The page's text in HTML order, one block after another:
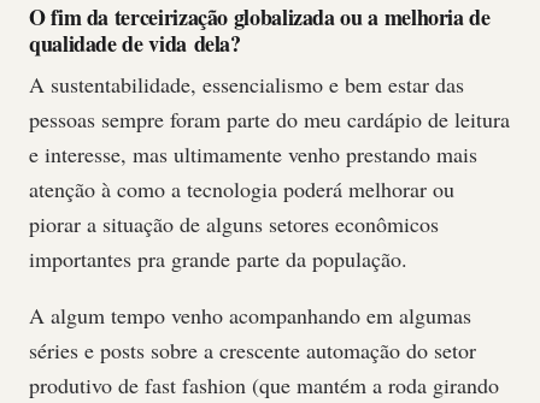
O fim da terceirização globalizada ou a melhoria de
qualidade de vida dela?
A sustentabilidade, essencialismo e bem estar das
pessoas sempre foram parte do meu cardápio de leitura
e interesse, mas ultimamente venho prestando mais
atenção à como a tecnologia poderá melhorar ou
piorar a situação de alguns setores econômicos
importantes pra grande parte da população.
A algum tempo venho acompanhando em algumas
séries e posts sobre a crescente automação do setor
produtivo de fast fashion (que mantém a roda girando